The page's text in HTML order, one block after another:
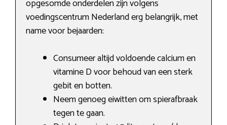
opgesomde onderdelen zijn volgens
voedingscentrum Nederland erg belangrijk, met
name voor bejaarden:
Consumeer altijd voldoende calcium en
vitamine D voor behoud van een sterk
gebit en botten.
Neem genoeg eiwitten om spierafbraak
tegen te gaan.